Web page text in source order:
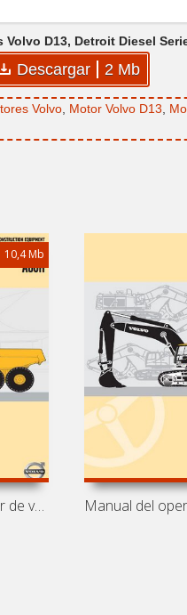
D13, Detroit Diesel
Descargar 2 Mb
Volvo Motor Volvo D13
10,4 Mb
Manual del operador de volquete Volvo